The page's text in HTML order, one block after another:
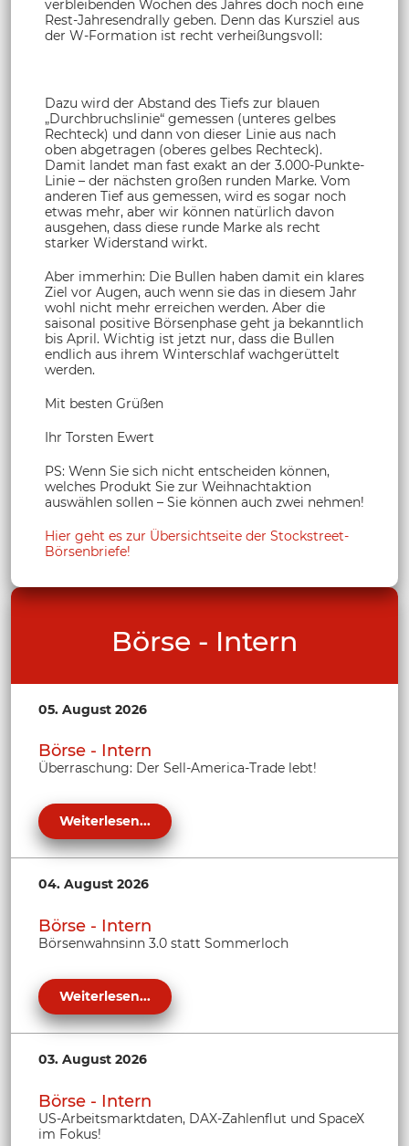
verbleibenden Wochen des Jahres doch noch eine
Rest-Jahresendrally geben. Denn das Kursziel aus
der W-Formation ist recht verheißungsvoll:
Dazu wird der Abstand des Tiefs zur blauen
„Durchbruchslinie“ gemessen (unteres gelbes
Rechteck) und dann von dieser Linie aus nach
oben abgetragen (oberes gelbes Rechteck).
Damit landet man fast exakt an der 3.000-Punkte-
Linie – der nächsten großen runden Marke. Vom
anderen Tief aus gemessen, wird es sogar noch
etwas mehr, aber wir können natürlich davon
ausgehen, dass diese runde Marke als recht
starker Widerstand wirkt.
Aber immerhin: Die Bullen haben damit ein klares
Ziel vor Augen, auch wenn sie das in diesem Jahr
wohl nicht mehr erreichen werden. Aber die
saisonal positive Börsenphase geht ja bekanntlich
bis April. Wichtig ist jetzt nur, dass die Bullen
endlich aus ihrem Winterschlaf wachgerüttelt
werden.
Mit besten Grüßen
Ihr Torsten Ewert
PS: Wenn Sie sich nicht entscheiden können,
welches Produkt Sie zur Weihnachtaktion
auswählen sollen – Sie können auch zwei nehmen!
Hier geht es zur Übersichtseite der Stockstreet-
Börsenbriefe!
Börse - Intern
05. August 2026
Börse - Intern
Überraschung: Der Sell-America-Trade lebt!
Weiterlesen...
04. August 2026
Börse - Intern
Börsenwahnsinn 3.0 statt Sommerloch
Weiterlesen...
03. August 2026
Börse - Intern
US-Arbeitsmarktdaten, DAX-Zahlenflut und SpaceX
im Fokus!